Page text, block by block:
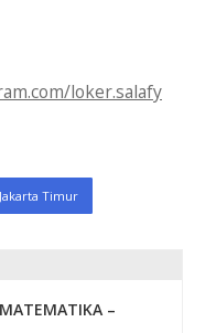
loker.salafy
Jakarta Timur
–